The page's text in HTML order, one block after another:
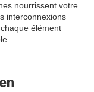
nourrissent votre
interconnexions
élément